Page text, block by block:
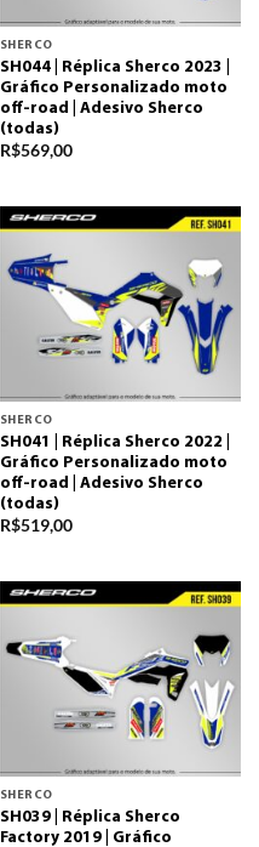
SHERCO
SH044 | Réplica Sherco 2023 |
Gráfico Personalizado moto
off-road | Adesivo Sherco
(todas)
R$569,00
SHERCO
SH041 | Réplica Sherco 2022 |
Gráfico Personalizado moto
off-road | Adesivo Sherco
(todas)
R$519,00
SHERCO
SH039 | Réplica Sherco
Factory 2019 | Gráfico